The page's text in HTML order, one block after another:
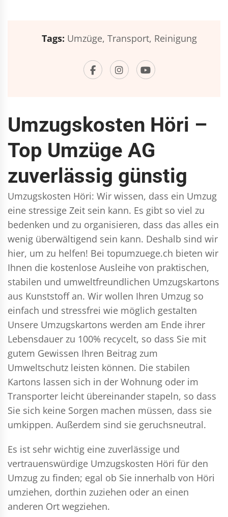
Tags: Umzüge, Transport, Reinigung
Umzugskosten Höri –
Top Umzüge AG
zuverlässig günstig
Umzugskosten Höri: Wir wissen, dass ein Umzug
eine stressige Zeit sein kann. Es gibt so viel zu
bedenken und zu organisieren, dass das alles ein
wenig überwältigend sein kann. Deshalb sind wir
hier, um zu helfen! Bei topumzuege.ch bieten wir
Ihnen die kostenlose Ausleihe von praktischen,
stabilen und umweltfreundlichen Umzugskartons
aus Kunststoff an. Wir wollen Ihren Umzug so
einfach und stressfrei wie möglich gestalten
Unsere Umzugskartons werden am Ende ihrer
Lebensdauer zu 100% recycelt, so dass Sie mit
gutem Gewissen Ihren Beitrag zum
Umweltschutz leisten können. Die stabilen
Kartons lassen sich in der Wohnung oder im
Transporter leicht übereinander stapeln, so dass
Sie sich keine Sorgen machen müssen, dass sie
umkippen. Außerdem sind sie geruchsneutral.
Es ist sehr wichtig eine zuverlässige und
vertrauenswürdige Umzugskosten Höri für den
Umzug zu finden; egal ob Sie innerhalb von Höri
umziehen, dorthin zuziehen oder an einen
anderen Ort wegziehen.